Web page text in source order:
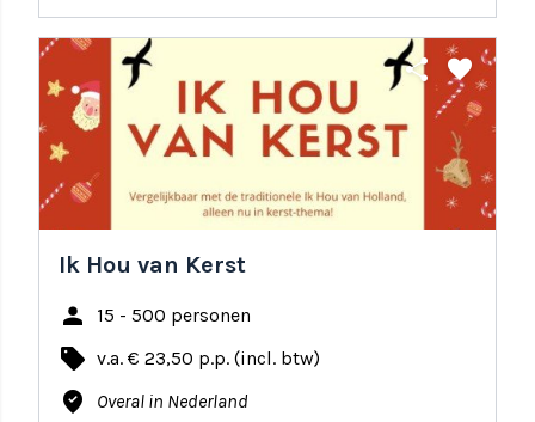
share favorite
Ik Hou van Kerst
person 15 - 500 personen
local_offer v.a. € 23,50 p.p. (incl. btw)
where_to_vote Overal in Nederland